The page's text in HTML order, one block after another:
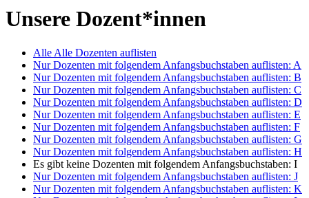
Unsere Dozent*innen
Alle Alle Dozenten auflisten
Nur Dozenten mit folgendem Anfangsbuchstaben auflisten: A
Nur Dozenten mit folgendem Anfangsbuchstaben auflisten: B
Nur Dozenten mit folgendem Anfangsbuchstaben auflisten: C
Nur Dozenten mit folgendem Anfangsbuchstaben auflisten: D
Nur Dozenten mit folgendem Anfangsbuchstaben auflisten: E
Nur Dozenten mit folgendem Anfangsbuchstaben auflisten: F
Nur Dozenten mit folgendem Anfangsbuchstaben auflisten: G
Nur Dozenten mit folgendem Anfangsbuchstaben auflisten: H
Es gibt keine Dozenten mit folgendem Anfangsbuchstaben: I
Nur Dozenten mit folgendem Anfangsbuchstaben auflisten: J
Nur Dozenten mit folgendem Anfangsbuchstaben auflisten: K